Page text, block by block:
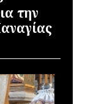
την